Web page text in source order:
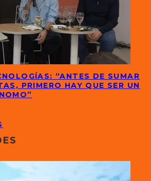
“ANTES DE SUMAR
PRIMERO HAY QUE SER UN